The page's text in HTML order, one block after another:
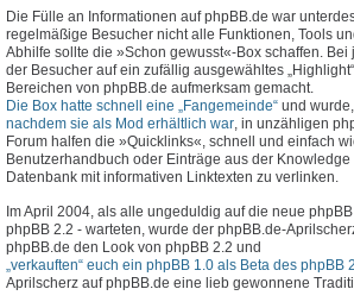
Die Fülle an Informationen auf phpBB.de war
regelmäßige Besucher nicht alle Funktionen, Tools
Abhilfe sollte die »Schon gewusst«-Box schaffen. Bei
der Besucher auf ein zufällig ausgewähltes
Bereichen von phpBB.de aufmerksam gemacht.
Die Box hatte schnell eine „Fangemeinde“ und wurde,
nachdem sie als Mod erhältlich war , in unzähligen
Forum halfen die »Quicklinks«, schnell und einfach
Benutzerhandbuch oder Einträge aus der
Datenbank mit informativen Linktexten zu verlinken.
Im April 2004, als alle ungeduldig auf die neue
phpBB 2.2 - warteten, wurde der phpBB.de-
phpBB.de den Look von phpBB 2.2 und
„verkauften“ euch ein phpBB 1.0 als Beta des phpBB
Aprilscherz auf phpBB.de eine lieb gewonnene